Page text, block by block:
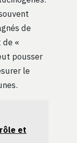
de
de «
pousser
le
et